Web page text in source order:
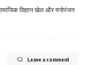
विज्ञान खेल और मनोरंजन
Leave a comment